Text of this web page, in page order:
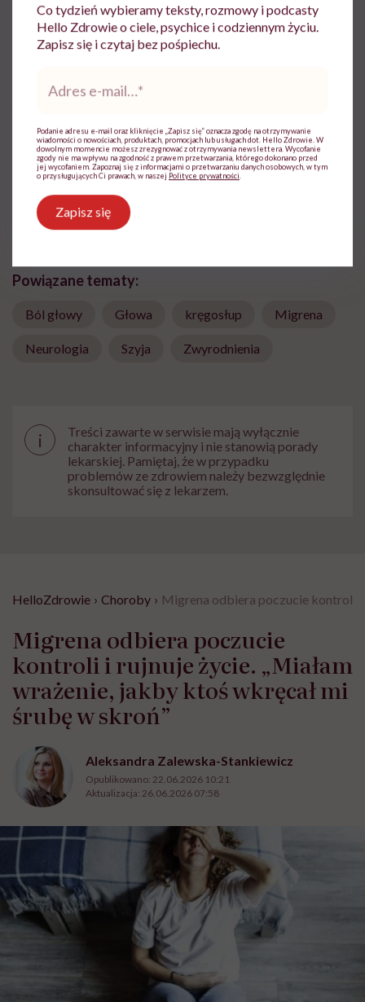
Pomocy (KPP), specjalista ds. treści.
Zobacz profil
Udostępnij
Powiązane tematy:
Ból głowy Głowa kręgosłup Migrena
Neurologia Szyja Zwyrodnienia
i
Treści zawarte w serwisie mają wyłącznie
charakter informacyjny i nie stanowią porady
lekarskiej. Pamiętaj, że w przypadku
problemów ze zdrowiem należy bezwzględnie
skonsultować się z lekarzem.
HelloZdrowie › Choroby › Migrena odbiera poczucie kontroli i
Migrena odbiera poczucie
kontroli i rujnuje życie. „Miałam
wrażenie, jakby ktoś wkręcał mi
śrubę w skroń”
Aleksandra Zalewska-Stankiewicz
Opublikowano: 22.06.2026 10:21
Aktualizacja: 26.06.2026 07:58
Co tydzień wybieramy teksty, rozmowy i podcasty
Hello Zdrowie o ciele, psychice i codziennym życiu.
Zapisz się i czytaj bez pośpiechu.
mail*
Podanie adresu e-mail oraz kliknięcie „Zapisz się” oznacza zgodę na otrzymywanie
wiadomości o nowościach, produktach, promocjach lub usługach dot. Hello Zdrowie. W
dowolnym momencie możesz zrezygnować z otrzymywania newslettera. Wycofanie
zgody nie ma wpływu na zgodność z prawem przetwarzania, którego dokonano przed
jej wycofaniem. Zapoznaj się z informacjami o przetwarzaniu danych osobowych, w tym
o przysługujących Ci prawach, w naszej Polityce prywatności
Zapisz się